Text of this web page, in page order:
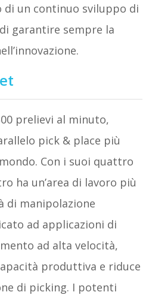
di un continuo sviluppo di
garantire sempre la
prelievi al minuto,
pick & place più
Con i suoi quattro
ha un’area di lavoro più
di manipolazione
ad applicazioni di
ad alta velocità,
produttiva e riduce
di picking. I potenti